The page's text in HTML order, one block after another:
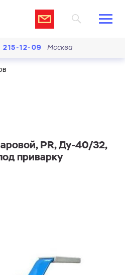
вас интересуют
вы хотите по ним
с вами в ближайшее время.
215-12-09 Москва
PR, Ду-40/32,
приварку